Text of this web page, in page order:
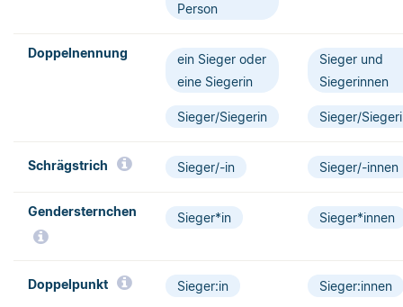
Person
Doppelnennung
ein Sieger oder
eine Siegerin
Sieger/Siegerin
Sieger und
Siegerinnen
Sieger/
Schrägstrich­ Sieger/-in Sieger/-innen
Gendersternchen Sieger*in Sieger*innen
Doppelpunkt Sieger:in Sieger:innen